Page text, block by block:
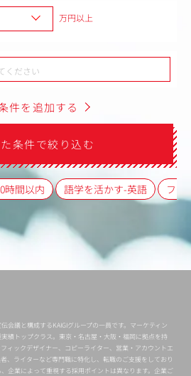
万円以上
件を追加する
条件で絞り込む
時間以内 語学を活かす-英語 フレ
会議と構成するKAIGIグループの一員です。マーケティン
績トップクラス。東京・名古屋・大阪・福岡に拠点を持
ィックデザイナー、コピーライター、営業・アカウントエ
、ライターなど専門職に特化し、転職のご支援をしており
企業によって重視する採用ポイントは異なります。企業ご